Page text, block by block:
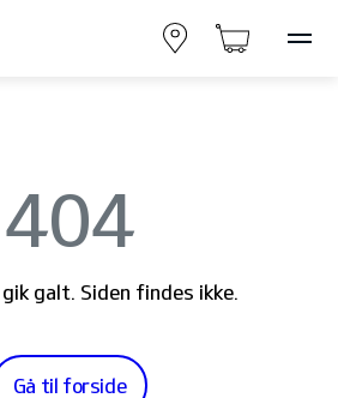
404
galt. Siden findes ikke.
Gå til forside